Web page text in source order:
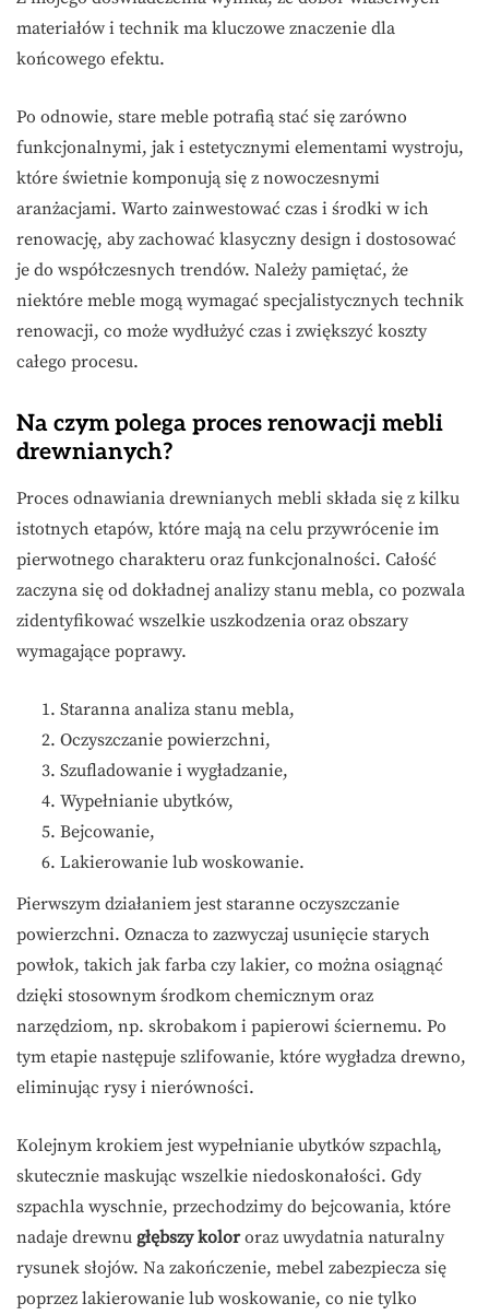
materiałów i technik ma kluczowe znaczenie dla
końcowego efektu.
Po odnowie, stare meble potrafią stać się zarówno
funkcjonalnymi, jak i estetycznymi elementami wystroju,
które świetnie komponują się z nowoczesnymi
aranżacjami. Warto zainwestować czas i środki w ich
renowację, aby zachować klasyczny design i dostosować
je do współczesnych trendów. Należy pamiętać, że
niektóre meble mogą wymagać specjalistycznych technik
renowacji, co może wydłużyć czas i zwiększyć koszty
całego procesu.
Na czym polega proces renowacji mebli
drewnianych?
Proces odnawiania drewnianych mebli składa się z kilku
istotnych etapów, które mają na celu przywrócenie im
pierwotnego charakteru oraz funkcjonalności. Całość
zaczyna się od dokładnej analizy stanu mebla, co pozwala
zidentyfikować wszelkie uszkodzenia oraz obszary
wymagające poprawy.
Staranna analiza stanu mebla,
Oczyszczanie powierzchni,
Szufladowanie i wygładzanie,
Wypełnianie ubytków,
Bejcowanie,
Lakierowanie lub woskowanie.
Pierwszym działaniem jest staranne oczyszczanie
powierzchni. Oznacza to zazwyczaj usunięcie starych
powłok, takich jak farba czy lakier, co można osiągnąć
dzięki stosownym środkom chemicznym oraz
narzędziom, np. skrobakom i papierowi ściernemu. Po
tym etapie następuje szlifowanie, które wygładza drewno,
eliminując rysy i nierówności.
Kolejnym krokiem jest wypełnianie ubytków szpachlą,
skutecznie maskując wszelkie niedoskonałości. Gdy
szpachla wyschnie, przechodzimy do bejcowania, które
nadaje drewnu głębszy kolororaz uwydatnia naturalny
rysunek słojów. Na zakończenie, mebel zabezpiecza się
poprzez lakierowanie lub woskowanie, co nie tylko